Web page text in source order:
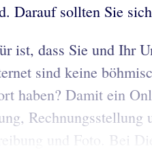
Darauf sollten Sie
ist, dass Sie und Ihr
sind keine
haben? Damit ein
und Foto. Bei